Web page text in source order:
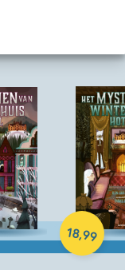
18,99
Hardcover